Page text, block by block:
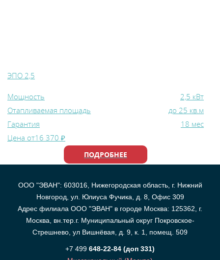
ЭПО 2,5
Мощность
2,5 кВт
Отапливаемая площадь
до 25 кв.м
Гарантия
18 мес
Цена от16 370 ₽
ПОДРОБНЕЕ
ООО "ЭВАН": 603016, Нижегородская область, г. Нижний
Новгород, ул. Юлиуса Фучика, д. 8, Офис 309
Адрес филиала ООО "ЭВАН" в городе Москва: 125362, г.
Москва, вн.тер.г. Муниципальный округ Покровское-
Стрешнево, ул Вишнёвая, д. 9, к. 1, помещ. 509
+7 499 648-22-84 (доп 331)